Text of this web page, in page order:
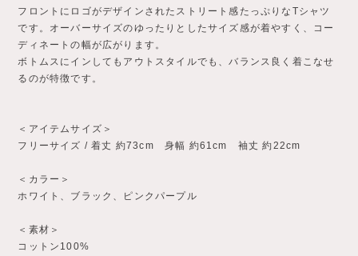
フロントにロゴがデザインされたストリート感たっぷりなTシャツ
です。オーバーサイズのゆったりとしたサイズ感が着やすく、コー
ディネートの幅が広がります。
ボトムスにインしてもアウトスタイルでも、バランス良く着こなせ
るのが特徴です。
＜アイテムサイズ＞
フリーサイズ / 着丈 約73cm 身幅 約61cm 袖丈 約22cm
＜カラー＞
ホワイト、ブラック、ピンクパープル
＜素材＞
コットン100%